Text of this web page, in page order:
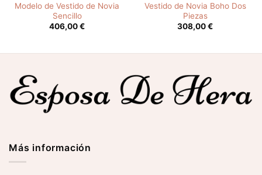
Modelo de Vestido de Novia
Sencillo
406,00€
Vestido de Novia Boho Dos
Piezas
308,00€
Más información